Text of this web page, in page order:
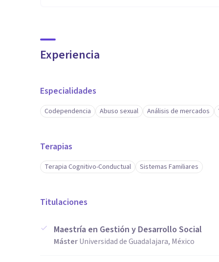
Experiencia
Especialidades
Codependencia Abuso sexual Análisis de mercados
Terapias
Terapia Cognitivo-Conductual Sistemas Familiares
Titulaciones
Maestría en Gestión y Desarrollo Social
MásterUniversidad de Guadalajara, México